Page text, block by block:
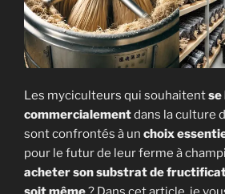
Hélène
–
Production
de
Les myciculteurs qui souhaitentse
commercialementdans la culture
sont confrontés à un choix
pour le futur de leur ferme à
acheter son substrat de